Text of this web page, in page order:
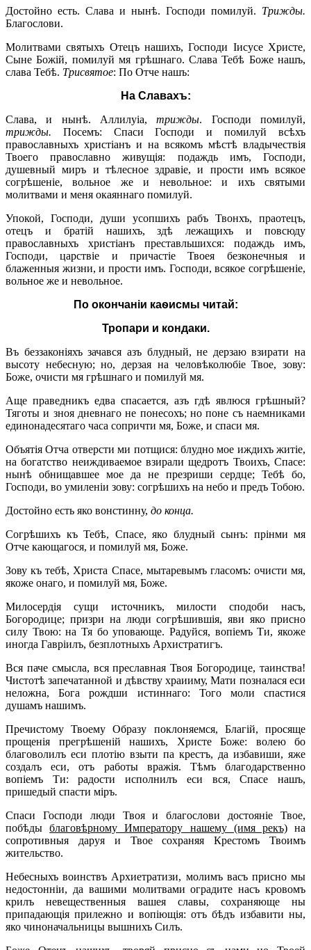
Достойно есть. Слава и нынѣ. Господи помилуй. Трижды.
Благослови.
Молитвами святыхъ Отецъ нашихъ, Господи Іисусе Христе,
Сыне Божій, помилуй мя грѣшнаго. Слава Тебѣ Боже нашъ,
слава Тебѣ. Трисвятое: По Отче нашъ:
На Славахъ:
Слава, и нынѣ. Аллилуіа,трижды. Господи помилуй,
трижды. Посемъ: Спаси Господи и помилуй всѣхъ
православныхъ христіанъ и на всякомъ мѣстѣ владычествія
Твоего православно живущія: подаждь имъ, Господи,
душевный миръ и тѣлесное здравіе, и прости имъ всякое
согрѣшеніе, вольное же и невольное: и ихъ святыми
молитвами и меня окаяннаго помилуй.
Упокой, Господи, души усопшихъ рабъ Твонхъ, праотецъ,
отецъ и братій нашихъ, здѣ лежащихъ и повсюду
православныхъ христіанъ преставльшихся: подаждь имъ,
Господи, царствіе и причастіе Твоея безконечныя и
блаженныя жизни, и прости имъ. Господи, всякое согрѣшеніе,
вольное же и невольное.
По окончаніи каѳисмы читай:
Тропари и кондаки.
Въ беззаконіяхъ зачався азъ блудный, не дерзаю взирати на
высоту небесную; но, дерзая на человѣколюбіе Твое, зову:
Боже, очисти мя грѣшнаго и помилуй мя.
Аще праведникъ едва спасается, азъ гдѣ явлюся грѣшный?
Тяготы и зноя дневнаго не понесохъ; но поне съ наемниками
единонадесятаго часа сопричти мя, Боже, и спаси мя.
Объятія Отча отверсти ми потщися: блудно мое иждихъ житіе,
на богатство неиждиваемое взирали щедротъ Твоихъ, Спасе:
нынѣ обнищавшее мое да не презриши сердце; Тебѣ бо,
Господи, во умиленіи зову: согрѣшихъ на небо и предъ Тобою.
Достойно есть яко вонстинну, до конца.
Согрѣшихъ къ Тебѣ, Спасе, яко блудный сынъ: прінми мя
Отче кающагося, и помилуй мя, Боже.
Зову къ тебѣ, Христа Спасе, мытаревымъ гласомъ: очисти мя,
якоже онаго, и помилуй мя, Боже.
Милосердія сущи источникъ, милости сподоби насъ,
Богородице; призри на люди согрѣшившія, яви яко присно
силу Твою: на Тя бо уповающе. Радуйся, вопіемъ Ти, якоже
иногда Гавріилъ, безплотныхъ Архистратигъ.
Вся паче смысла, вся преславная Твоя Богородице, таинства!
Чистотѣ запечатанной и дѣвству храииму, Мати позналася еси
неложна, Бога рождши истиннаго: Того моли спастися
душамъ нашимъ.
Пречистому Твоему Образу поклоняемся, Благій, просяще
прощенія прегрѣшеній нашихъ, Христе Боже: волею бо
благоволилъ еси плотію взыти па крестъ, да избавиши, яже
создалъ еси, отъ работы вражія. Тѣмъ благодарственно
вопіемъ Ти: радости исполнилъ еси вся, Спасе нашъ,
пришедый спасти міръ.
Спаси Господи люди Твоя и благослови достояніе Твое,
побѣдыблаговѣрному Императору нашему (имя рекъ)на
сопротивныя даруя и Твое сохраняя Крестомъ Твоимъ
жительство.
Небесныхъ воинствъ Архиетратизи, молимъ васъ присно мы
недостонніи, да вашими молитвами оградите насъ кровомъ
крилъ невещественныя вашея славы, сохраняюще ны
припадающія прилежно и вопіющія: отъ бѣдъ избавити ны,
яко чиноначальницы вышнихъ Силъ.